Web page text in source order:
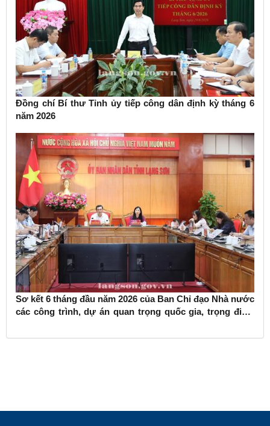
Đồng chí Bí thư Tỉnh ủy tiếp công dân định kỳ tháng 6
năm 2026
Sơ kết 6 tháng đầu năm 2026 của Ban Chỉ đạo Nhà nước
các công trình, dự án quan trọng quốc gia, trọng điểm